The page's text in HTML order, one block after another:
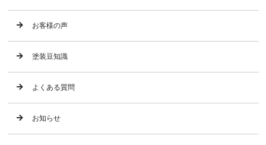
お客様の声
塗装豆知識
よくある質問
お知らせ